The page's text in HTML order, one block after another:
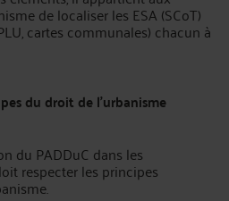
de localiser les ESA (SCoT)
cartes communales) chacun à
du droit de l'urbanisme
du PADDuC dans les
respecter les principes